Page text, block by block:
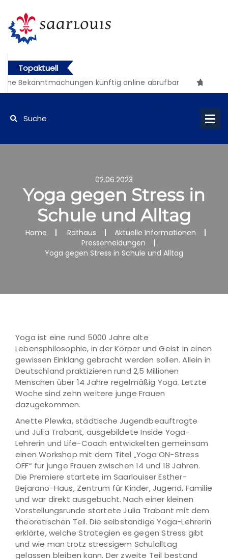
Topaktuell
Bekanntmachungen künftig online abrufbar
02.06.2023
Yoga gegen Stress in
Schule und Alltag
Home Rathaus
Aktuelle Informationen
Pressemeldungen
Yoga gegen Stress in Schule und Alltag
Yoga ist eine rund 5000 Jahre alte
Lebensphilosophie, in der Körper und Geist in einen
gewissen Einklang gebracht werden sollen. Allein in
Deutschland praktizieren rund 2,5 Millionen
Menschen über 14 Jahre regelmäßig Yoga. Letzte
Woche sind zehn weitere junge Frauen
dazugekommen.
Anette Plewka, städtische Jugendbeauftragte
und Julia Trabant, ausgebildete Inside Yoga-
Lehrerin und Life-Coach entwickelten gemeinsam
einen Workshop mit dem Titel „Yoga ON-Stress
OFF“ für junge Frauen zwischen 14 und 18 Jahren.
Die Premiere startete im Saarlouiser Esther-
Bejarano-Haus, Zentrum für Kinder, Jugend, Familie
und war direkt ausgebucht. Nach einer kleinen
Vorstellungsrunde startete Julia Trabant mit dem
theoretischen Teil. Die selbständige Yoga-Lehrerin
erklärte, welche Strategien es gegen Stress gibt
und wie man trotz stressigem Schulalltag
gelassen bleiben kann. Der zweite Teil bestand